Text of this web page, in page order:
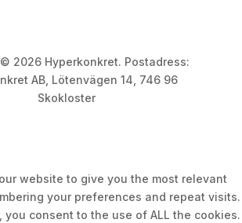
2026 Hyperkonkret. Postadress:
AB, Lötenvägen 14, 746 96
Skokloster
website to give you the most relevant
your preferences and repeat visits.
you consent to the use of ALL the cookies.